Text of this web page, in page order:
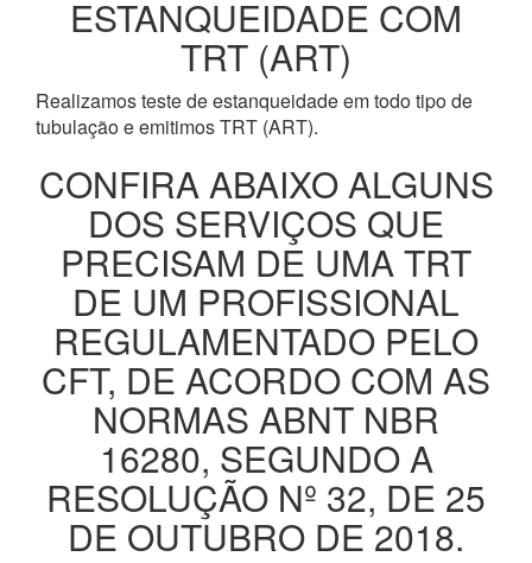
ESTANQUEIDADE COM
TRT (ART)
Realizamos teste de estanqueidade em todo tipo de
tubulação e emitimos TRT (ART).
CONFIRA ABAIXO ALGUNS
DOS SERVIÇOS QUE
PRECISAM DE UMA TRT
DE UM PROFISSIONAL
REGULAMENTADO PELO
CFT, DE ACORDO COM AS
NORMAS ABNT NBR
16280, SEGUNDO A
RESOLUÇÃO Nº 32, DE 25
DE OUTUBRO DE 2018.